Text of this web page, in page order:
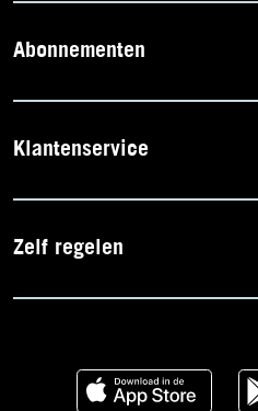
Abonnementen
Klantenservice
Zelf regelen